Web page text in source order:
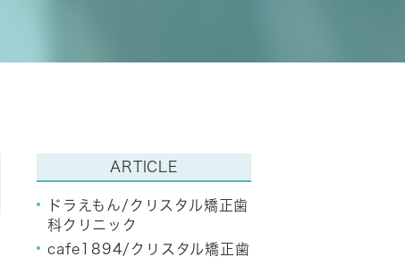
ARTICLE
ドラえもん/クリスタル矯正歯
科クリニック
cafe1894/クリスタル矯正歯